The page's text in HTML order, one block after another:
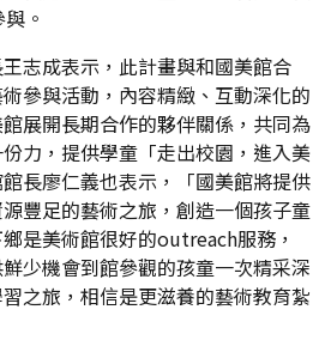
。
志成表示，此計畫與和國美館合
參與活動，內容精緻、互動深化的
展開長期合作的夥伴關係，共同為
力，提供學童「走出校園，進入美
長廖仁義也表示，「國美館將提供
豐足的藝術之旅，創造一個孩子童
是美術館很好的outreach服務，
少機會到館參觀的孩童一次精采深
之旅，相信是更滋養的藝術教育紮